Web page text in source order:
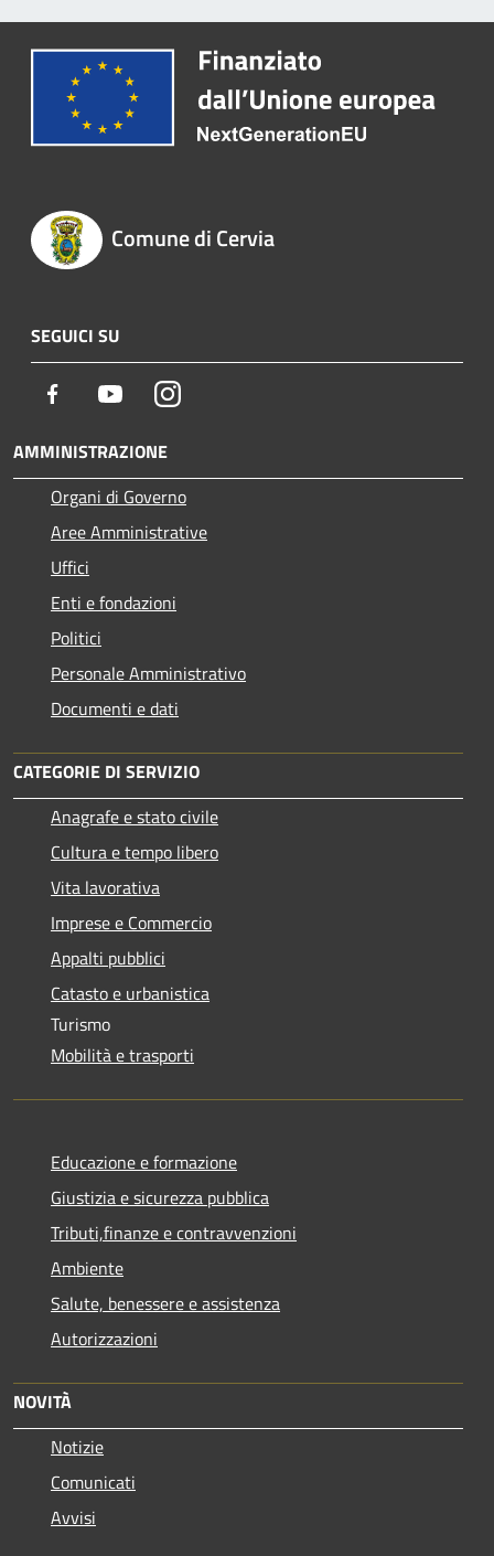
Comune di Cervia
SEGUICI SU
Facebook YoutubeInstagram
AMMINISTRAZIONE
Organi di Governo
Aree Amministrative
Uffici
Enti e fondazioni
Politici
Personale Amministrativo
Documenti e dati
CATEGORIE DI SERVIZIO
Anagrafe e stato civile
Cultura e tempo libero
Vita lavorativa
Imprese e Commercio
Appalti pubblici
Catasto e urbanistica
Turismo
Mobilità e trasporti
Educazione e formazione
Giustizia e sicurezza pubblica
Tributi,finanze e contravvenzioni
Ambiente
Salute, benessere e assistenza
Autorizzazioni
NOVITÀ
Notizie
Comunicati
Avvisi